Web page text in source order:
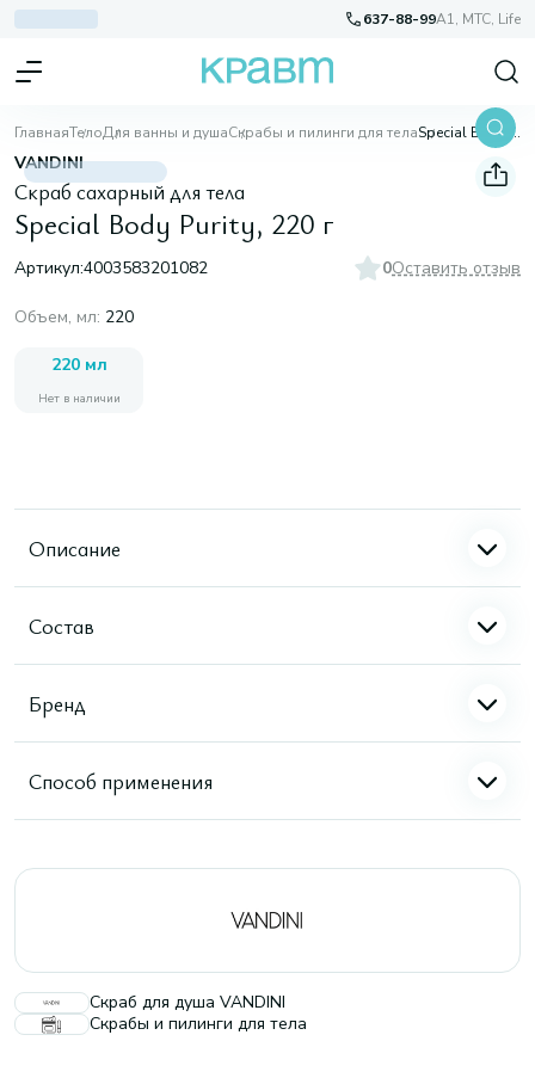
637-88-99A1, МТС, Life
ГлавнаяТелоДля ванны и душаСкрабы и пилинги для тела Special Body Purity, 220 г
VANDINI
Скраб сахарный для тела
Special Body Purity, 220 г
Артикул:4003583201082 0Оставить отзыв
Объем, мл: 220
220 мл
Нет в наличии
Описание
Состав
Бренд
Способ применения
Скраб для душа VANDINI
Скрабы и пилинги для тела